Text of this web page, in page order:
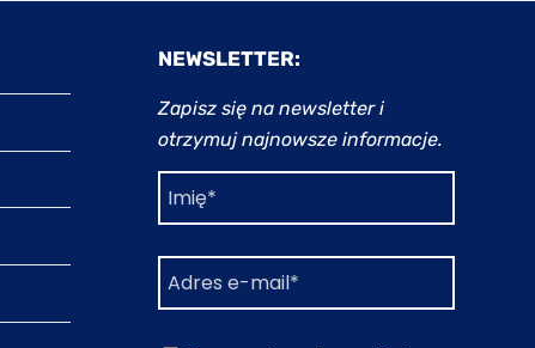
NEWSLETTER:
Zapisz się na newsletter i
otrzymuj najnowsze informacje.